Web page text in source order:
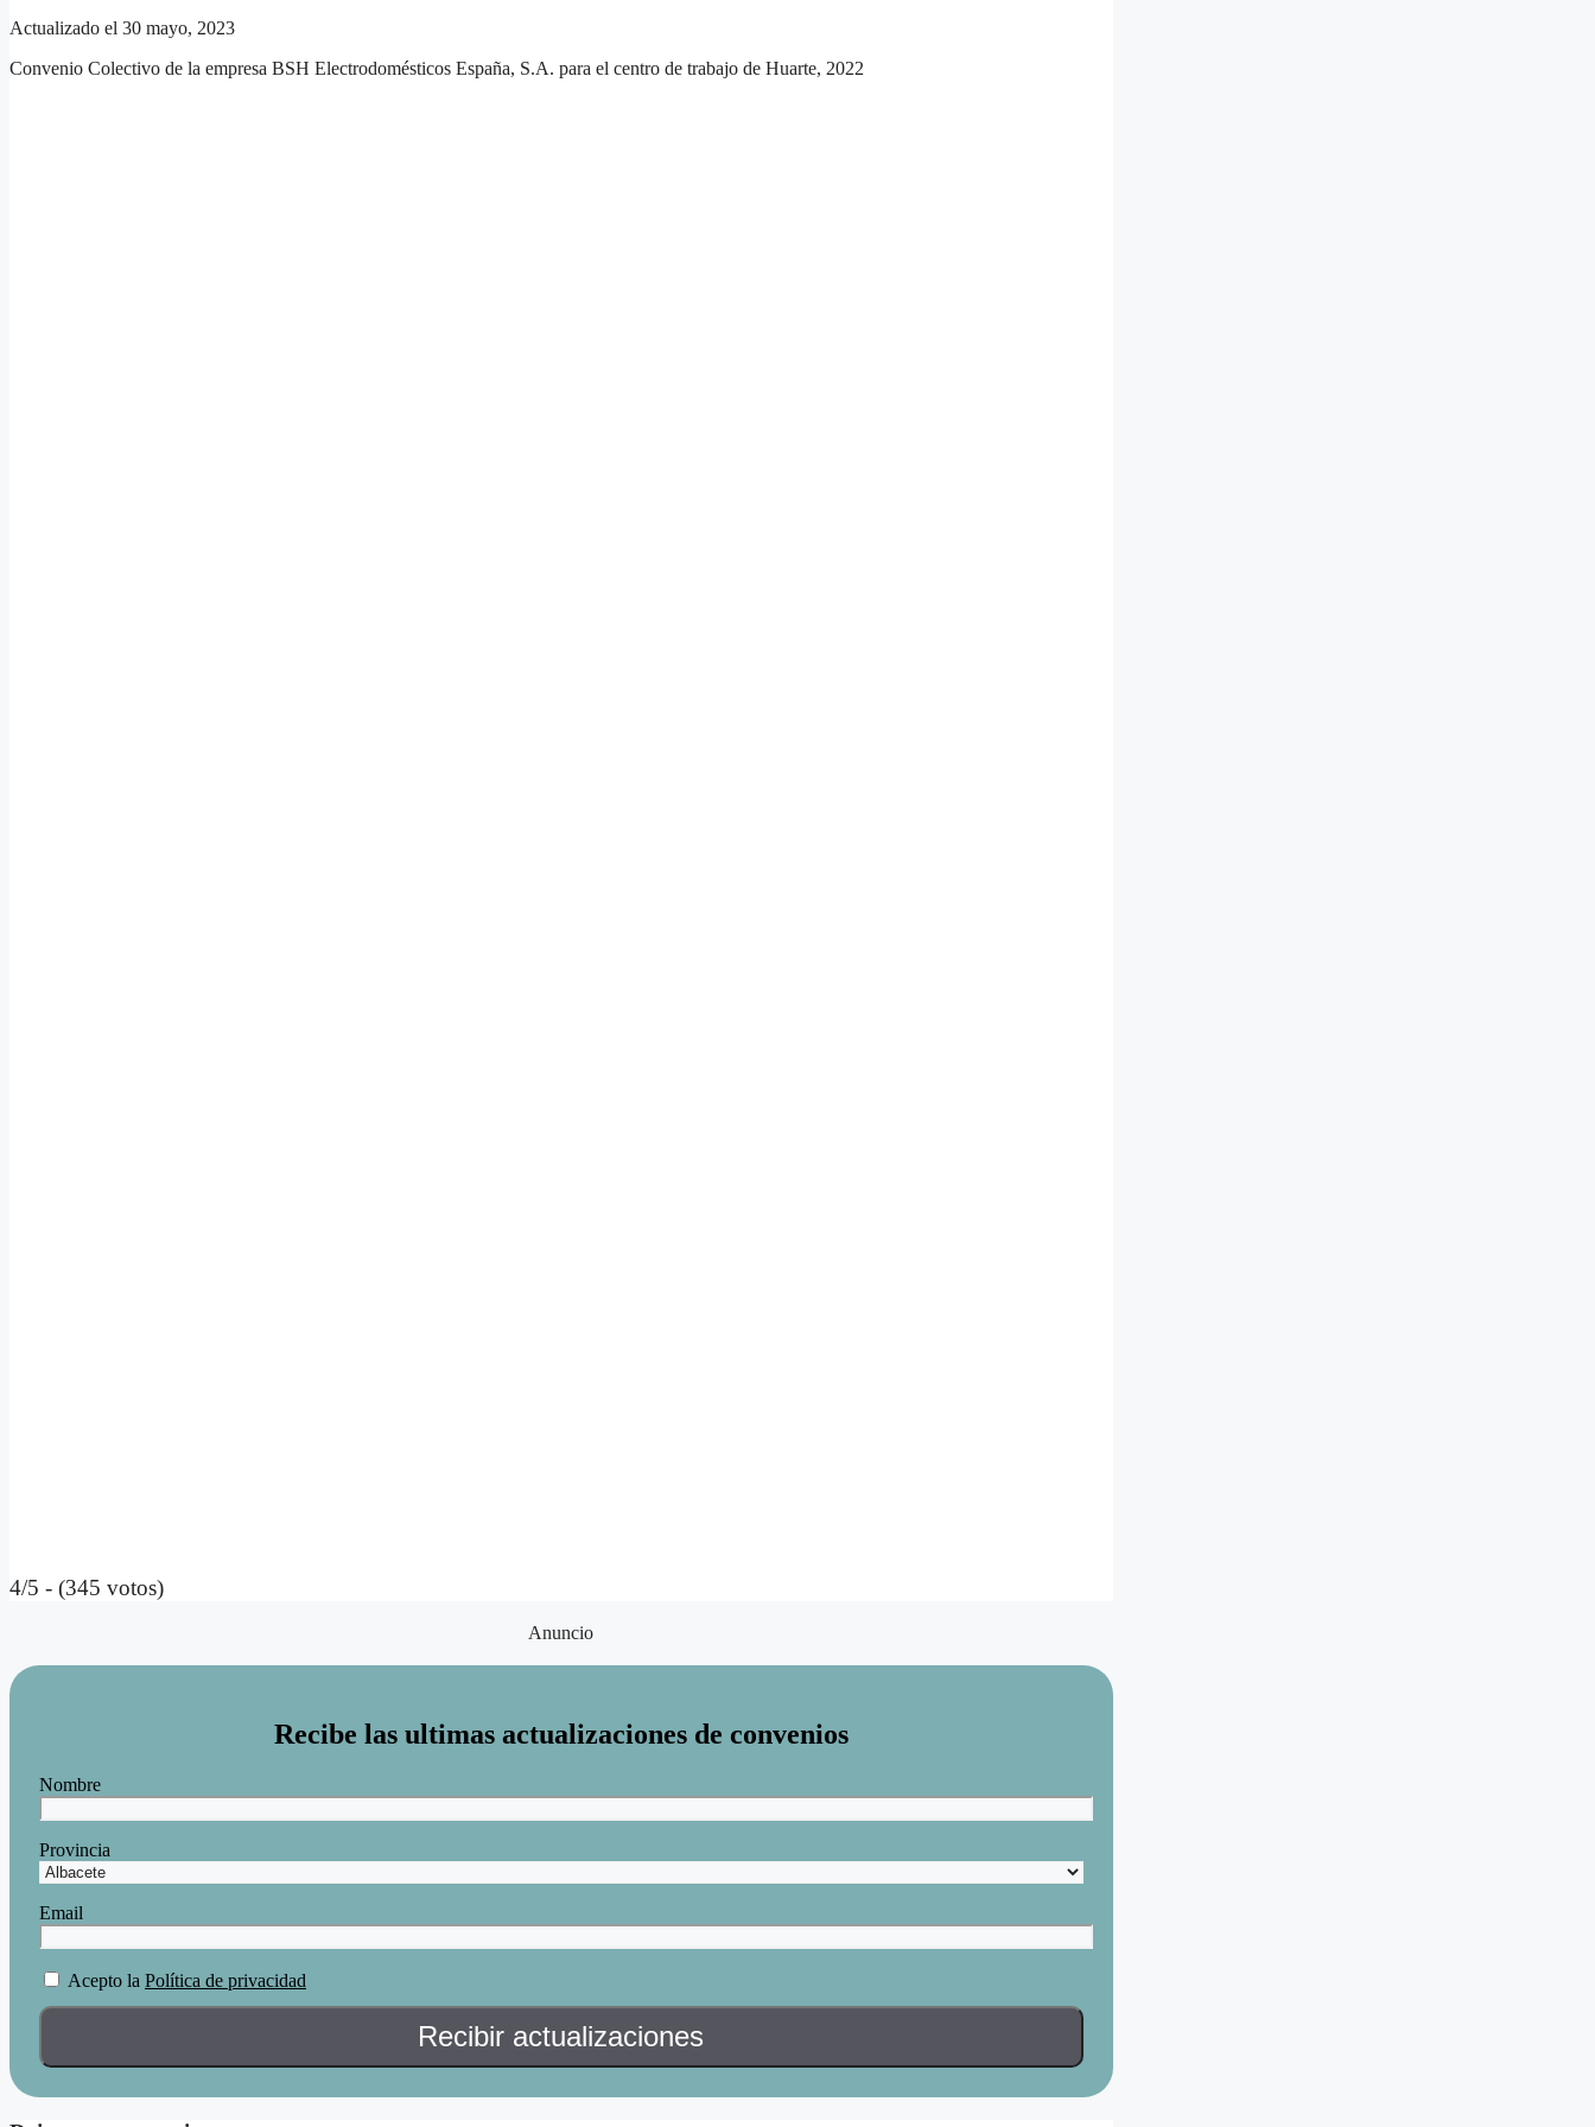
Actualizado el 30 mayo, 2023
Convenio Colectivo de la empresa BSH Electrodomésticos España, S.A. para el centro de trabajo de Huarte, 2022
4/5 - (345 votos)
Anuncio
Recibe las ultimas actualizaciones de convenios
Nombre
Provincia
Email
Acepto la Política de privacidad